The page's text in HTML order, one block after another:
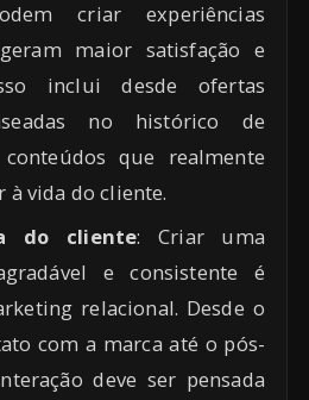
criar experiências
maior satisfação e
inclui desde ofertas
no histórico de
que realmente
à vida do cliente.
do cliente: Criar uma
e consistente é
relacional. Desde o
com a marca até o pós-
deve ser pensada